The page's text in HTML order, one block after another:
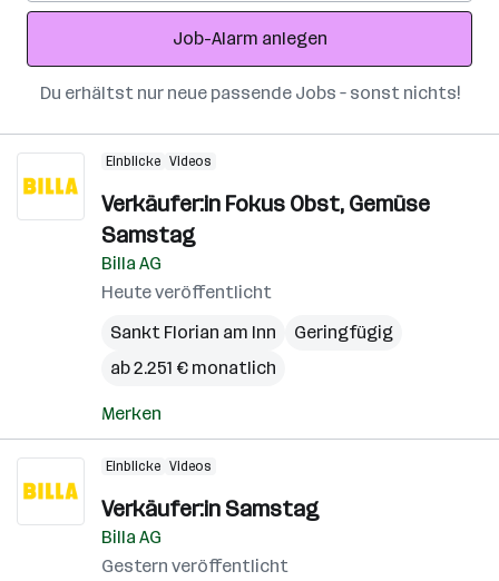
Adresse
Job-Alarm anlegen
Du erhältst nur neue passende Jobs – sonst nichts!
Einblicke Videos
Verkäufer:in Fokus Obst, Gemüse
Samstag
Billa AG
Heute veröffentlicht
Sankt Florian am Inn
Geringfügig
ab 2.251 € monatlich
Merken
Einblicke Videos
Verkäufer:in Samstag
Billa AG
Gestern veröffentlicht